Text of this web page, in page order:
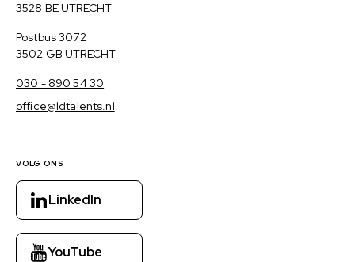
3528 BE UTRECHT
Postadres
Postbus 3072
3502 GB UTRECHT
030 - 890 54 30
office@ldtalents.nl
VOLG ONS
LinkedIn
YouTube